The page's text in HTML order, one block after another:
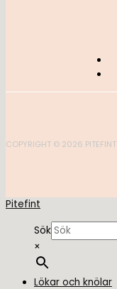
COPYRIGHT © 2026 PITEFINT
Pitefint
Sök
×
Lökar och knölar